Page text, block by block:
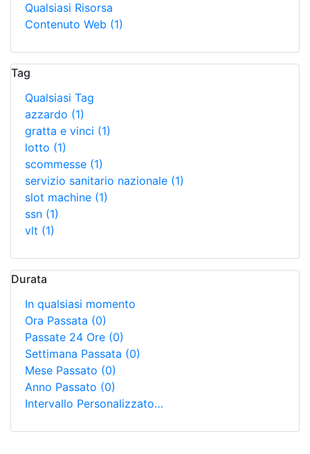
Qualsiasi Risorsa
Contenuto Web (1)
Tag
Qualsiasi Tag
azzardo (1)
gratta e vinci (1)
lotto (1)
scommesse (1)
servizio sanitario nazionale (1)
slot machine (1)
ssn (1)
vlt (1)
Durata
In qualsiasi momento
Ora Passata (0)
Passate 24 Ore (0)
Settimana Passata (0)
Mese Passato (0)
Anno Passato (0)
Intervallo Personalizzato…